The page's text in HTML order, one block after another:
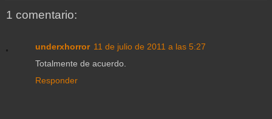
1 comentario:
underxhorror 11 de julio de 2011 a las 5:27
Totalmente de acuerdo.
Responder